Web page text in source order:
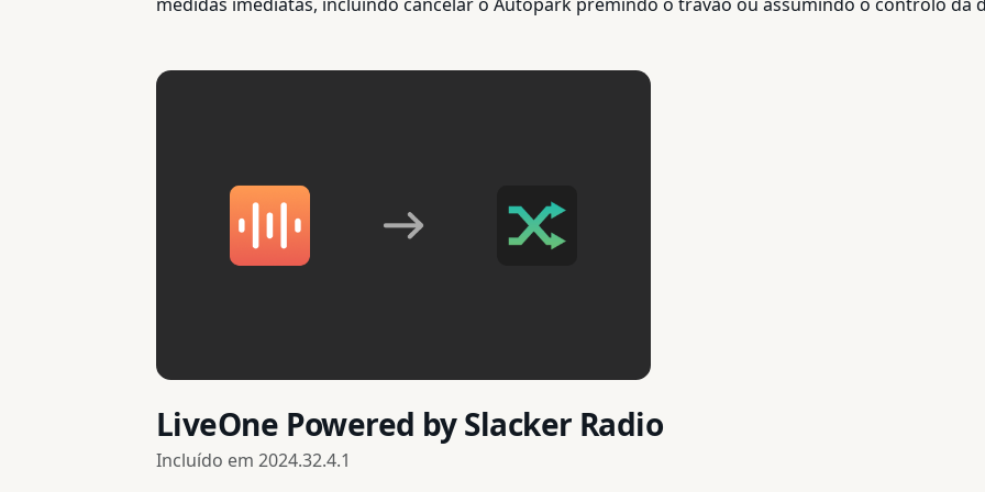
LiveOne Powered by Slacker Radio
Incluído em 2024.32.4.1